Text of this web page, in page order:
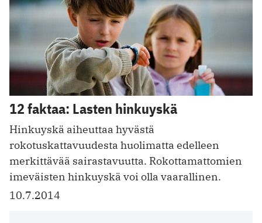
12 faktaa: Lasten hinkuyskä
Hinkuyskä aiheuttaa hyvästä
rokotuskattavuudesta huolimatta edelleen
merkittävää sairastavuutta. Rokottamattomien
imeväisten hinkuyskä voi olla vaarallinen.
10.7.2014